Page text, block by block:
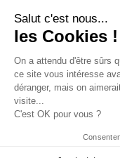
AEF info
Novethic
PRODURABLE
Inclusiv Day
Données personnelles
Salut c'est nous...
les Cookies !
On a attendu d'être sûrs
ce site vous intéresse
déranger, mais on
visite...
C'est OK pour vous ?